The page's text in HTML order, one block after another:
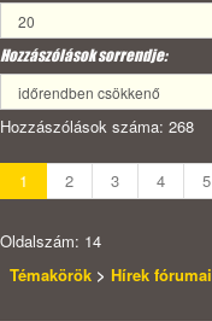
Hozzászólások sorrendje:
Hozzászólások száma: 268
1 2 3 4 5
Oldalszám: 14
Témakörök > Hírek fórumai